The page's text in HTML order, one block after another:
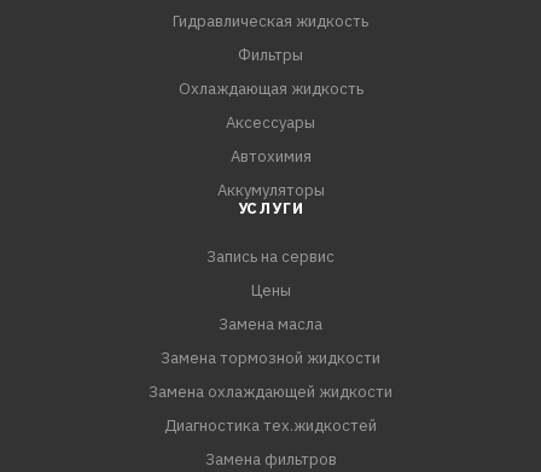
Перед применением и заливкой RAVENOL ATF T-IV Fluid
Применение ATF T-IV Fluid обеспечивает:
Очень хорошие смазывающие свойства даже при
низких температурах в зимний период
*Комплексную защиту от износа, коррозии
Гидравлическая жидкость
Фильтры
Охлаждающая жидкость
Аксессуары
Автохимия
Аккумуляторы
УСЛУГИ
Запись на сервис
Цены
Замена масла
Замена тормозной жидкости
Замена охлаждающей жидкости
Диагностика тех.жидкостей
Замена фильтров